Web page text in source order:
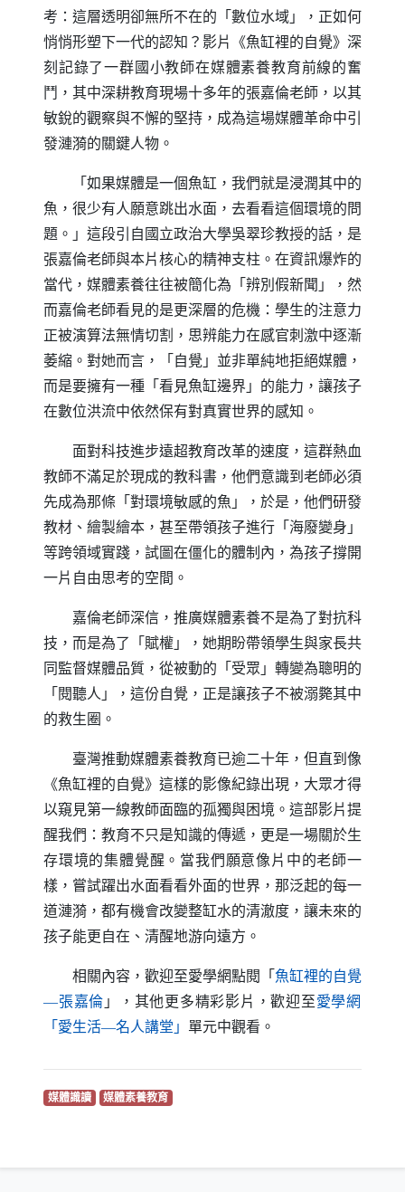
考：這層透明卻無所不在的「數位水域」，正如何
悄悄形塑下一代的認知？影片《魚缸裡的自覺》深
刻記錄了一群國小教師在媒體素養教育前線的奮
鬥，其中深耕教育現場十多年的張嘉倫老師，以其
敏銳的觀察與不懈的堅持，成為這場媒體革命中引
發漣漪的關鍵人物。
「如果媒體是一個魚缸，我們就是浸潤其中的
魚，很少有人願意跳出水面，去看看這個環境的問
題。」這段引自國立政治大學吳翠珍教授的話，是
張嘉倫老師與本片核心的精神支柱。在資訊爆炸的
當代，媒體素養往往被簡化為「辨別假新聞」，然
而嘉倫老師看見的是更深層的危機：學生的注意力
正被演算法無情切割，思辨能力在感官刺激中逐漸
萎縮。對她而言，「自覺」並非單純地拒絕媒體，
而是要擁有一種「看見魚缸邊界」的能力，讓孩子
在數位洪流中依然保有對真實世界的感知。
面對科技進步遠超教育改革的速度，這群熱血
教師不滿足於現成的教科書，他們意識到老師必須
先成為那條「對環境敏感的魚」，於是，他們研發
教材、繪製繪本，甚至帶領孩子進行「海廢變身」
等跨領域實踐，試圖在僵化的體制內，為孩子撐開
一片自由思考的空間。
嘉倫老師深信，推廣媒體素養不是為了對抗科
技，而是為了「賦權」，她期盼帶領學生與家長共
同監督媒體品質，從被動的「受眾」轉變為聰明的
「閱聽人」，這份自覺，正是讓孩子不被溺斃其中
的救生圈。
臺灣推動媒體素養教育已逾二十年，但直到像
《魚缸裡的自覺》這樣的影像紀錄出現，大眾才得
以窺見第一線教師面臨的孤獨與困境。這部影片提
醒我們：教育不只是知識的傳遞，更是一場關於生
存環境的集體覺醒。當我們願意像片中的老師一
樣，嘗試躍出水面看看外面的世界，那泛起的每一
道漣漪，都有機會改變整缸水的清澈度，讓未來的
孩子能更自在、清醒地游向遠方。
相關內容，歡迎至愛學網點閱「 魚缸裡的自覺
—張嘉倫 （另開新視窗）
」，其他更多精彩影片，歡迎至愛學網
「愛生活—名人講堂」
（另開新視窗）
單元中觀看。
媒體識讀（另開新視窗）
媒體素養教育（另開新視窗）